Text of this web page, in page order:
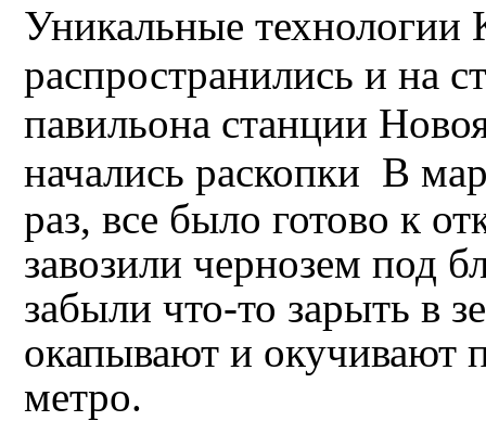
Уникальные технологии
распространились и на
павильона станции
начались раскопки В
раз, все было готово к
завозили чернозем под
забыли что-то зарыть в
окапывают и окучивают
метро.